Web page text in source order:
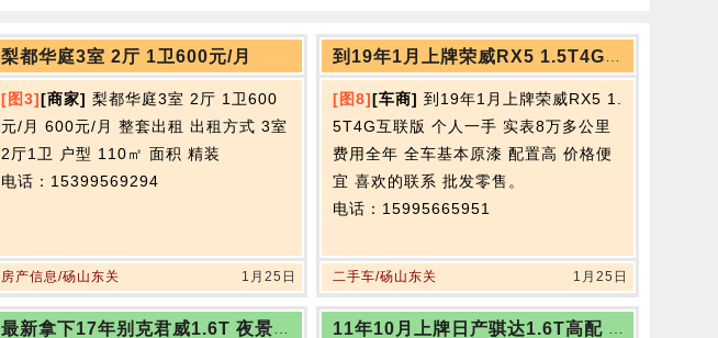
梨都华庭3室 2厅 1卫600元/月
[图3][商家] 梨都华庭3室 2厅 1卫600
元/月 600元/月 整套出租 出租方式 3室
2厅1卫 户型 110㎡ 面积 精装
电话：15399569294
房产信息/砀山东关 1月25日
[图8][车商] 到19年1月上牌荣威RX5 1.
5T4G互联版 个人一手 实表8万多公里
费用全年 全车基本原漆 配置高 价格便
宜 喜欢的联系 批发零售。
电话：15995665951
二手车/砀山东关 1月25日